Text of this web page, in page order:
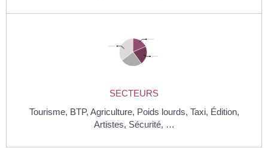
SECTEURS
Tourisme, BTP, Agriculture, Poids lourds, Taxi, Édition,
Artistes, Sécurité, …